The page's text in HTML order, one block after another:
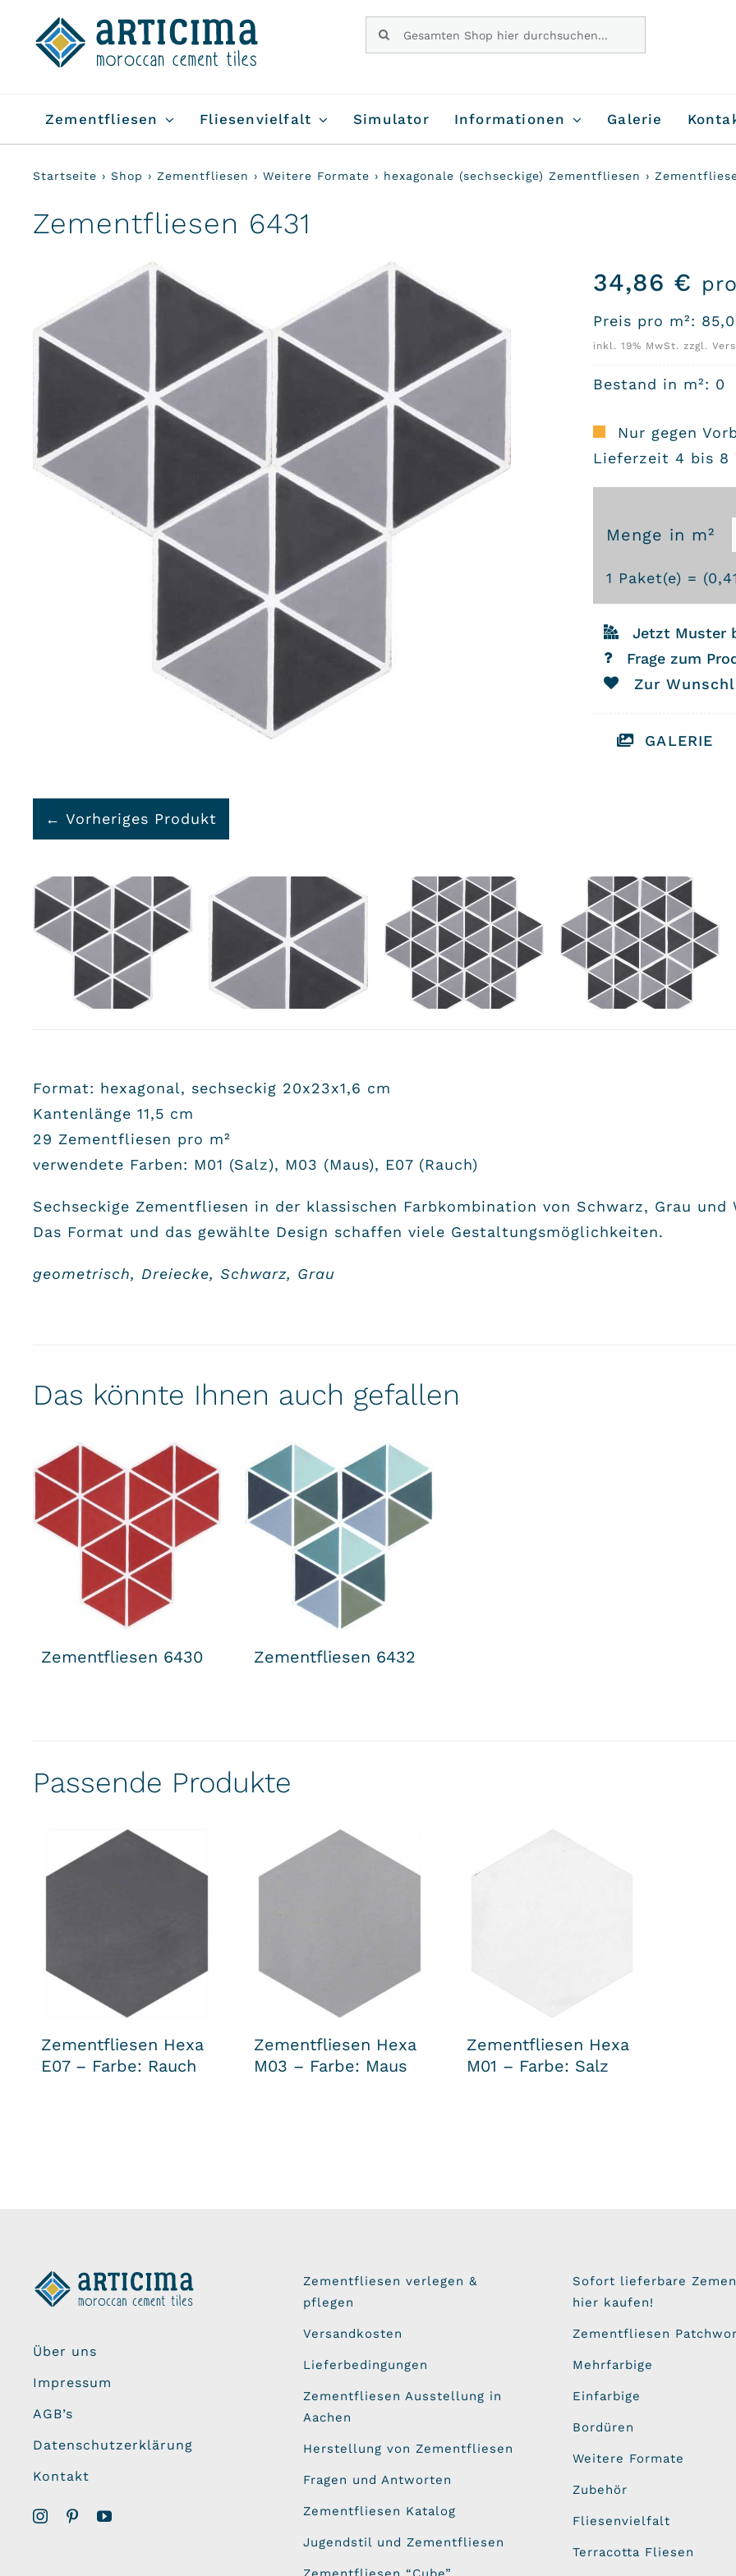
content
Suche
nach:
Zementfliesen Fliesenvielfalt Simulator Informationen Galerie
Startseite › Shop › Zementfliesen › Weitere Formate › hexagonale (sechseckige) Zementfliesen ›
Zementfliesen 6431
34,86 €
Preis pro m²:
inkl. 19% MwSt. zzgl.
Bestand in m²: 0
Nur gegen
Lieferzeit 4 bis 8
Menge in m²
1 Paket(e) = (
MengeJetzt Muster
Frage zum
Zur
GALERIE
← Vorheriges Produkt
Format: hexagonal, sechseckig 20x23x1,6 cm
Kantenlänge 11,5 cm
29 Zementfliesen pro m²
verwendete Farben: M01 (Salz), M03 (Maus), E07 (Rauch)
Sechseckige Zementfliesen in der klassischen Farbkombination von Schwarz, Grau und
Das Format und das gewählte Design schaffen viele Gestaltungsmöglichkeiten.
geometrisch, Dreiecke, Schwarz, Grau
Das könnte Ihnen auch gefallen
Zementfliesen 6430 Zementfliesen 6432
Passende Produkte
Zementfliesen Hexa
E07 – Farbe: Rauch
Zementfliesen Hexa
M03 – Farbe: Maus
Zementfliesen Hexa
M01 – Farbe: Salz
Über uns
Impressum
AGB’s
Datenschutzerklärung
Kontakt
Zementfliesen verlegen &
pflegen
Versandkosten
Lieferbedingungen
Zementfliesen Ausstellung in
Aachen
Herstellung von Zementfliesen
Fragen und Antworten
Zementfliesen Katalog
Jugendstil und Zementfliesen
Sofort lieferbare
hier kaufen!
Zementfliesen
Mehrfarbige
Einfarbige
Bordüren
Weitere Formate
Zubehör
Fliesenvielfalt
Terracotta Fliesen